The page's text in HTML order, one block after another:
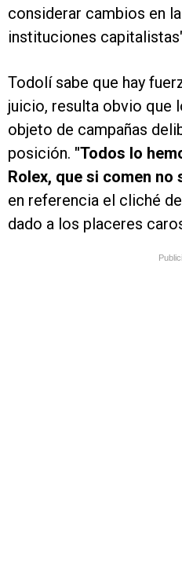
considerar cambios en
instituciones
Todolí sabe que hay
juicio, resulta obvio que
objeto de campañas
posición. "Todos lo
Rolex, que si comen no
en referencia el cliché
dado a los placeres